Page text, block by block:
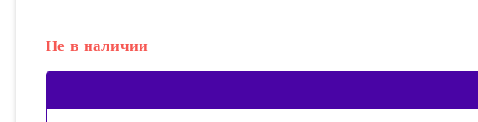
Не в наличии